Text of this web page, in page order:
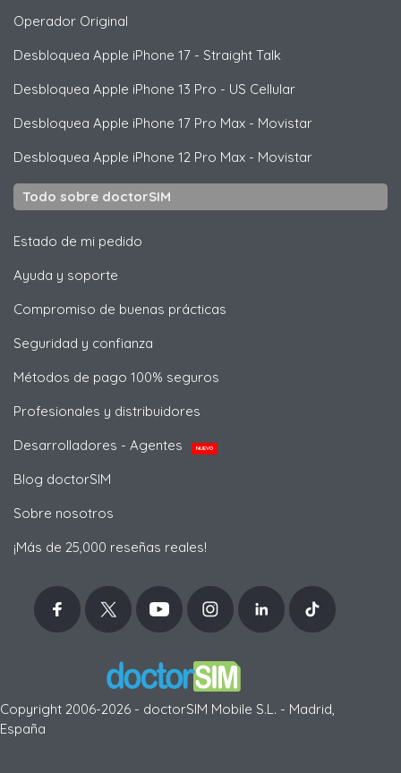
Operador Original
Desbloquea Apple iPhone 17 - Straight Talk
Desbloquea Apple iPhone 13 Pro - US Cellular
Desbloquea Apple iPhone 17 Pro Max - Movistar
Desbloquea Apple iPhone 12 Pro Max - Movistar
Todo sobre doctorSIM
Estado de mi pedido
Ayuda y soporte
Compromiso de buenas prácticas
Seguridad y confianza
Métodos de pago 100% seguros
Profesionales y distribuidores
Desarrolladores - Agentes
NUEVO
Blog doctorSIM
Sobre nosotros
¡Más de 25,000 reseñas reales!
Copyright 2006-2026 - doctorSIM Mobile S.L. - Madrid,
España